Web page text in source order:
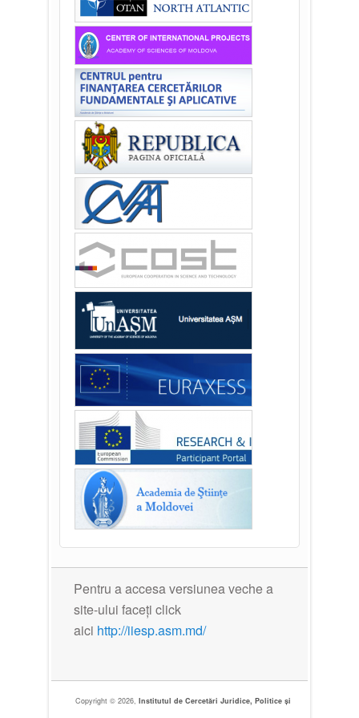
Pentru a accesa versiunea veche a
site-ului faceți click
aici http://iiesp.asm.md/
Copyright © 2026,Institutul de Cercetări Juridice, Politice și